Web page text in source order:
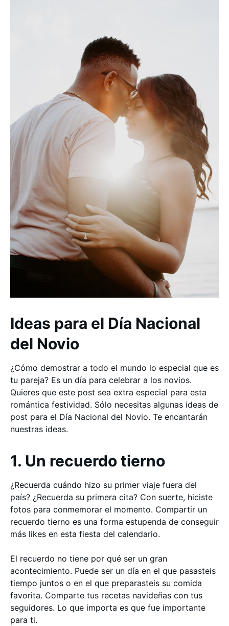
Ideas para el Día Nacional
del Novio
¿Cómo demostrar a todo el mundo lo especial que es
tu pareja? Es un día para celebrar a los novios.
Quieres que este post sea extra especial para esta
romántica festividad. Sólo necesitas algunas ideas de
post para el Día Nacional del Novio. Te encantarán
nuestras ideas.
1. Un recuerdo tierno
¿Recuerda cuándo hizo su primer viaje fuera del
país? ¿Recuerda su primera cita? Con suerte, hiciste
fotos para conmemorar el momento. Compartir un
recuerdo tierno es una forma estupenda de conseguir
más likes en esta fiesta del calendario.
El recuerdo no tiene por qué ser un gran
acontecimiento. Puede ser un día en el que pasasteis
tiempo juntos o en el que preparasteis su comida
favorita. Comparte tus recetas navideñas con tus
seguidores. Lo que importa es que fue importante
para ti.